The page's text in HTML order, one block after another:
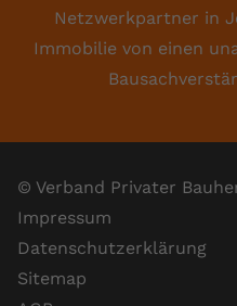
Netzwerkpartner in
Immobilie von einen
© Verband Privater
Impressum
Datenschutzerklärung
Sitemap